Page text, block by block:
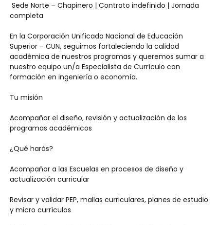
Sede Norte – Chapinero | Contrato indefinido | Jornada
completa
En la Corporación Unificada Nacional de Educación
Superior – CUN, seguimos fortaleciendo la calidad
académica de nuestros programas y queremos sumar a
nuestro equipo un/a Especialista de Currículo con
formación en ingeniería o economía.
Tu misión
Acompañar el diseño, revisión y actualización de los
programas académicos
¿Qué harás?
Acompañar a las Escuelas en procesos de diseño y
actualización curricular
Revisar y validar PEP, mallas curriculares, planes de estudio
y micro currículos